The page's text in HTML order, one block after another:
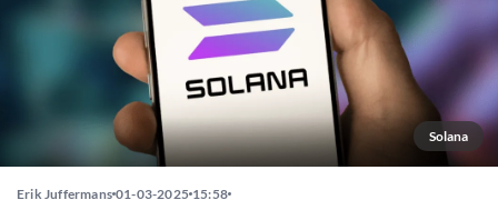
Solana
Erik Juffermans 01-03-2025 15:58